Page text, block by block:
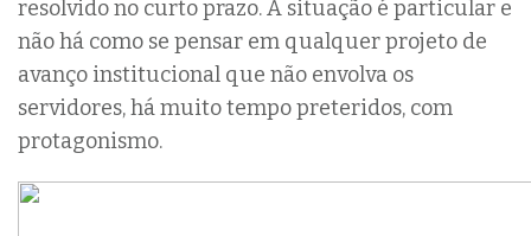
resolvido no curto prazo. A situação é particular e
não há como se pensar em qualquer projeto de
avanço institucional que não envolva os
servidores, há muito tempo preteridos, com
protagonismo.